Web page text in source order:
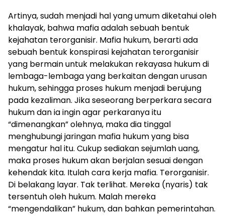
Artinya, sudah menjadi hal yang umum diketahui oleh
khalayak, bahwa mafia adalah sebuah bentuk
kejahatan terorganisir. Mafia hukum, berarti ada
sebuah bentuk konspirasi kejahatan terorganisir
yang bermain untuk melakukan rekayasa hukum di
lembaga-lembaga yang berkaitan dengan urusan
hukum, sehingga proses hukum menjadi berujung
pada kezaliman. Jika seseorang berperkara secara
hukum dan ia ingin agar perkaranya itu
“dimenangkan” olehnya, maka dia tinggal
menghubungi jaringan mafia hukum yang bisa
mengatur hal itu. Cukup sediakan sejumlah uang,
maka proses hukum akan berjalan sesuai dengan
kehendak kita. Itulah cara kerja mafia. Terorganisir.
Di belakang layar. Tak terlihat. Mereka (nyaris) tak
tersentuh oleh hukum. Malah mereka
“mengendalikan” hukum, dan bahkan pemerintahan.